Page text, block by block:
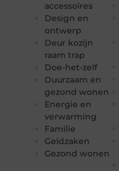
accessoires
Design en
ontwerp
Deur kozijn
raam trap
Doe-het-zelf
Duurzaam en
gezond wonen
Energie en
verwarming
Familie
Geldzaken
Gezond wonen